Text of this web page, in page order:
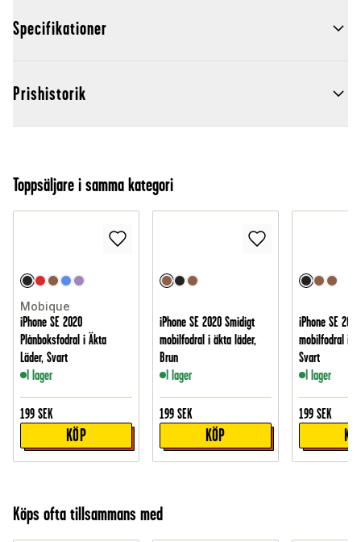
Specifikationer
Prishistorik
Toppsäljare i samma kategori
Mobique
iPhone SE 2020
Plånboksfodral i Äkta
Läder, Svart
I lager
199 SEK
KÖP
iPhone SE 2020 Smidigt
mobilfodral i äkta läder,
Brun
I lager
199 SEK
KÖP
iPhone SE
mobilfodral i
Svart
I lager
199 SEK
Köps ofta tillsammans med